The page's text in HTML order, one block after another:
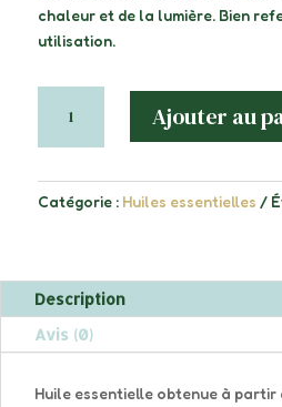
chaleur et de la lumière. Bien
utilisation.
RAVINTSARA
-
Ajouter au
Catégorie : Huiles essentielles
Description
Avis (0)
Huile essentielle obtenue à